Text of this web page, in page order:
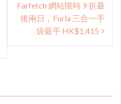
Farfetch 網站限時 9 折最
後兩日，Furla 三合一手
袋最平 HK$1,415